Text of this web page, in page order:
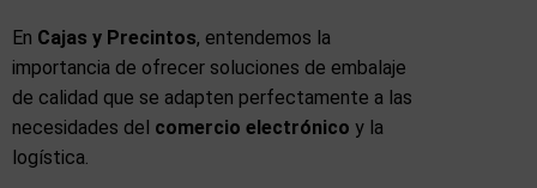
En Cajas y Precintos, entendemos la
importancia de ofrecer soluciones de embalaje
de calidad que se adapten perfectamente a las
necesidades del comercio electrónico y la
logística.